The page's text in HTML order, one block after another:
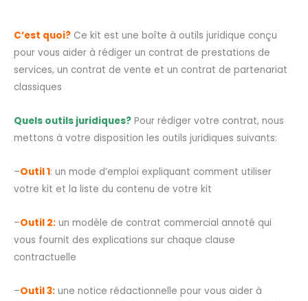
C’est quoi? Ce kit est une boîte à outils juridique conçu
pour vous aider à rédiger un contrat de prestations de
services, un contrat de vente et un contrat de partenariat
classiques
Quels outils juridiques? Pour rédiger votre contrat, nous
mettons à votre disposition les outils juridiques suivants:
–Outil 1: un mode d’emploi expliquant comment utiliser
votre kit et la liste du contenu de votre kit
–Outil 2: un modèle de contrat commercial annoté qui
vous fournit des explications sur chaque clause
contractuelle
–Outil 3: une notice rédactionnelle pour vous aider à